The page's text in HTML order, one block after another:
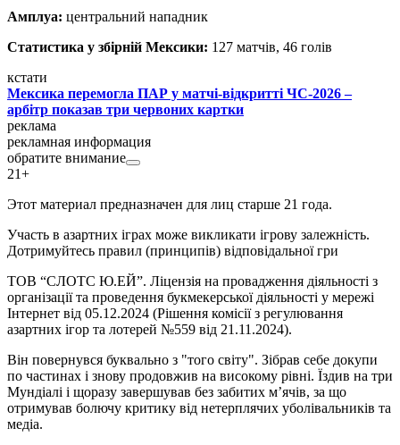
Амплуа: центральний нападник
Статистика у збірній Мексики: 127 матчів, 46 голів
кстати
Мексика перемогла ПАР у матчі-відкритті ЧС-2026 –
арбітр показав три червоних картки
реклама
рекламная информация
обратите внимание
21+
Этот материал предназначен для лиц старше 21 года.
Участь в азартних іграх може викликати ігрову залежність.
Дотримуйтесь правил (принципів) відповідальної гри
ТОВ “СЛОТС Ю.ЕЙ”. Ліцензія на провадження діяльності з
організації та проведення букмекерської діяльності у мережі
Інтернет від 05.12.2024 (Рішення комісії з регулювання
азартних ігор та лотерей №559 від 21.11.2024).
Він повернувся буквально з "того світу". Зібрав себе докупи
по частинах і знову продовжив на високому рівні. Їздив на три
Мундіалі і щоразу завершував без забитих м’ячів, за що
отримував болючу критику від нетерплячих уболівальників та
медіа.